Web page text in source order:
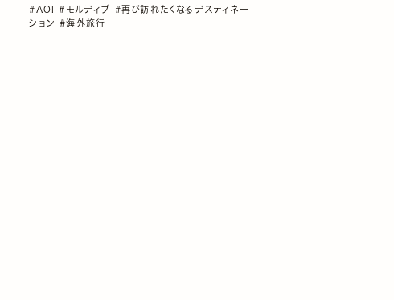
#AOI#モルディブ #再び訪れたくなるデスティネー
ション#海外旅行